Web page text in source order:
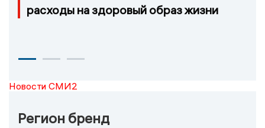
расходы на здоровый образ жизни
Новости СМИ2
Регион бренд